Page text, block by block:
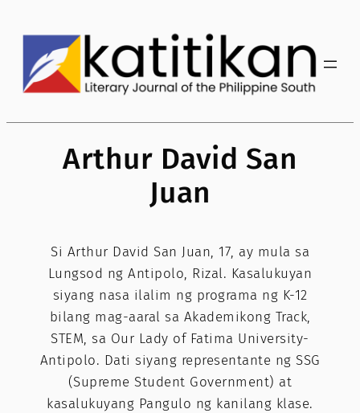
content
Arthur David San
Juan
Si Arthur David San Juan, 17, ay mula sa
Lungsod ng Antipolo, Rizal. Kasalukuyan
siyang nasa ilalim ng programa ng K-12
bilang mag-aaral sa Akademikong Track,
STEM, sa Our Lady of Fatima University-
Antipolo. Dati siyang representante ng SSG
(Supreme Student Government) at
kasalukuyang Pangulo ng kanilang klase.